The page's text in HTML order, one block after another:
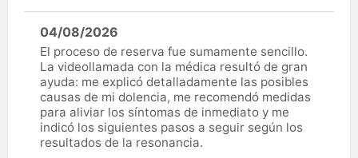
04/08/2026
El proceso de reserva fue sumamente sencillo.
La videollamada con la médica resultó de gran
ayuda: me explicó detalladamente las posibles
causas de mi dolencia, me recomendó medidas
para aliviar los síntomas de inmediato y me
indicó los siguientes pasos a seguir según los
resultados de la resonancia.